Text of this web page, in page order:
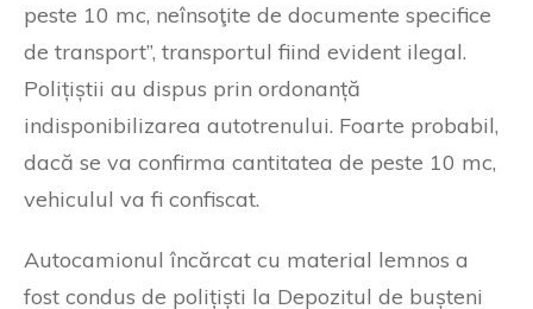
peste 10 mc, neînsoţite de documente specifice
de transport”, transportul fiind evident ilegal.
Polițiștii au dispus prin ordonanță
indisponibilizarea autotrenului. Foarte probabil,
dacă se va confirma cantitatea de peste 10 mc,
vehiculul va fi confiscat.
Autocamionul încărcat cu material lemnos a
fost condus de polițiști la Depozitul de bușteni